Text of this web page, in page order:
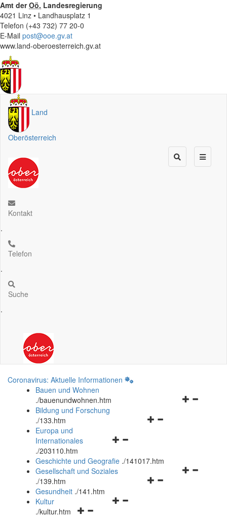
Amt derOö. Landesregierung
4021 Linz • Landhausplatz 1
Telefon (+43 732) 77 20-0
E-Mail post@ooe.gv.at
www.land-oberoesterreich.gv.at
Land
Oberösterreich
Kontakt
.
Telefon
.
Suche
.
Coronavirus: Aktuelle Informationen
Bauen und Wohnen
./bauenundwohnen.htm
Navigationsmenü
Bildung und Forschung
./133.htm
Navigationsmenü
und
schließen
Europa und
Internationales
./203110.htm
Geschichte und Geografie ./141017.htm
Navigationsmenü
Gesellschaft und Soziales
./139.htm
Navigationsmenü
Gesundheit ./141.htm
Navigationsmenü
Kultur
./kultur.htm